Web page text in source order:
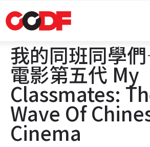
我的同班同學
電影第五代 My
Classmates:
Wave Of
Cinema